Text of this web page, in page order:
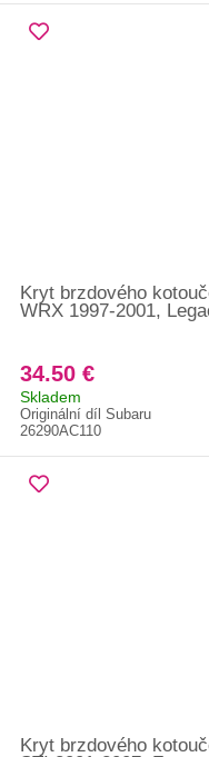
Kryt brzdového
WRX 1997-2001,
34.50 €
Skladem
Originální díl Subaru
26290AC110
Kryt brzdového